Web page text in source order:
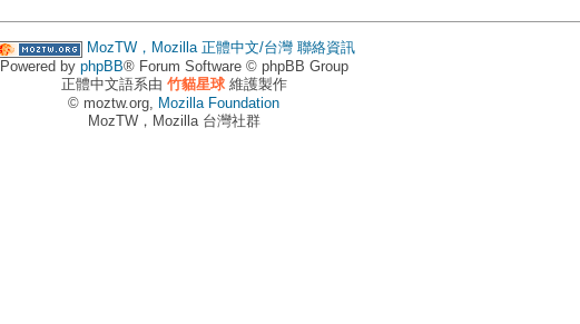
MozTW，Mozilla 正體中文/台灣 聯絡資訊
Powered by phpBB® Forum Software © phpBB Group
正體中文語系由 竹貓星球維護製作
© moztw.org, Mozilla Foundation
MozTW，Mozilla 台灣社群